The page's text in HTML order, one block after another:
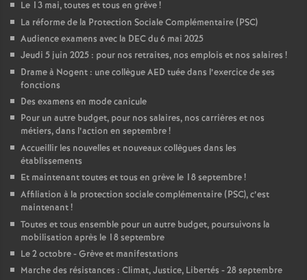
Le 13 mai, toutes et tous en grève!
La réforme de la Protection Sociale Complémentaire (PSC)
Audience examens avec la DEC du 6 mai 2025
Jeudi 5 juin 2025 : pour nos retraites, nos emplois et nos salaires !
Drame à Nogent : une collègue AED tuée dans l’exercice de ses
fonctions
Des examens en mode canicule
Pour un autre budget, pour nos salaires, nos carrières et nos
métiers, dans l’action en septembre!
Accueillir les nouvelles et nouveaux collègues dans les
établissements
Et maintenant toutes et tous en grève le 18 septembre!
Affiliation à la protection sociale complémentaire (PSC), c’est
maintenant!
Toutes et tous ensemble pour un autre budget, poursuivons la
mobilisation après le 18 septembre
Le 2 octobre - Grève et manifestations
Marche des résistances : Climat, Justice, Libertés - 28 septembre